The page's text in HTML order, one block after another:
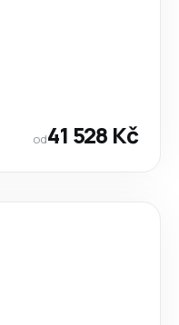
od41 528 Kč